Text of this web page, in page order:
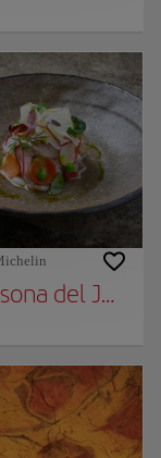
Liébana
del Judío